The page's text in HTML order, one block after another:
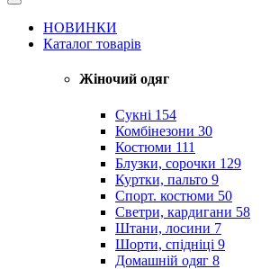
НОВИНКИ
Каталог товарів
Жіночий одяг
Сукні 154
Комбінезони 30
Костюми 111
Блузки, сорочки 129
Куртки, пальто 9
Спорт. костюми 50
Светри, кардигани 58
Штани, лосини 7
Шорти, спідніці 9
Домашній одяг 8